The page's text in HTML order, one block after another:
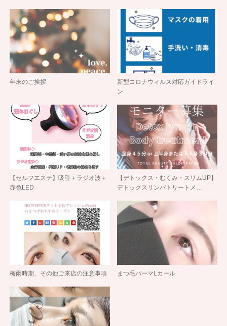
年末のご挨拶
新型コロナウィルス対応ガイドライ
ン
【セルフエステ】吸引＋ラジオ波＋
赤色LED
【デトックス・むくみ・スリムUP】
デトックスリンパトリートメ…
梅雨時期、その他ご来店の注意事項 まつ毛パーマLカール